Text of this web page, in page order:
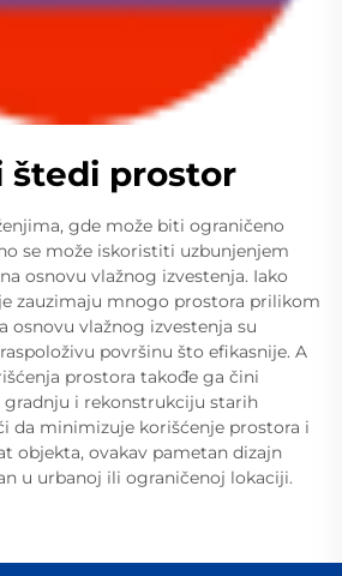
štedi prostor
gde može biti ograničeno
se može iskoristiti uzbunjenjem
osnovu vlažnog izvestenja. Iako
zauzimaju mnogo prostora prilikom
osnovu vlažnog izvestenja su
površinu što efikasnije. A
prostora takođe ga čini
i rekonstrukciju starih
da minimizuje korišćenje prostora i
objekta, ovakav pametan dizajn
u urbanoj ili ograničenoj lokaciji.